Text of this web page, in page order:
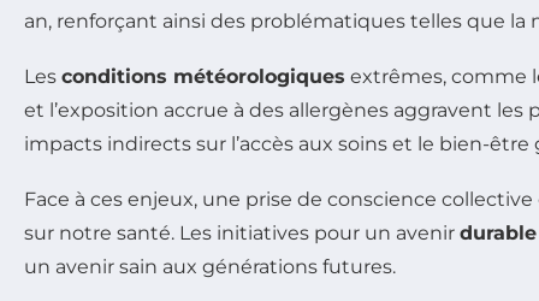
an, renforçant ainsi des problématiques telles que
Les conditions météorologiques extrêmes, comme
et l’exposition accrue à des allergènes aggravent
impacts indirects sur l’accès aux soins et le bien-
Face à ces enjeux, une prise de conscience
sur notre santé. Les initiatives pour un avenir durable
un avenir sain aux générations futures.